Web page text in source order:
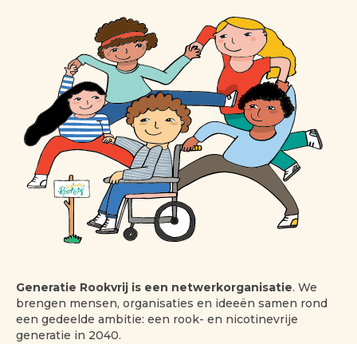
Generatie Rookvrij is een netwerkorganisatie. We
brengen mensen, organisaties en ideeën samen rond
een gedeelde ambitie: een rook- en nicotinevrije
generatie in 2040.